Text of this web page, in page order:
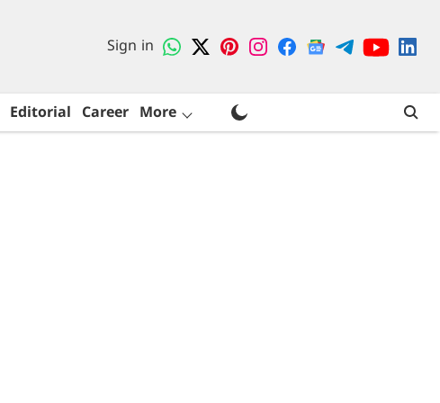
Sign in
Editorial Career More